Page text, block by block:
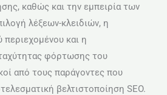
καθώς και την εμπειρία των
λέξεων-κλειδιών, η
περιεχομένου και η
φόρτωσης του
από τους παράγοντες που
βελτιστοποίηση SEO.